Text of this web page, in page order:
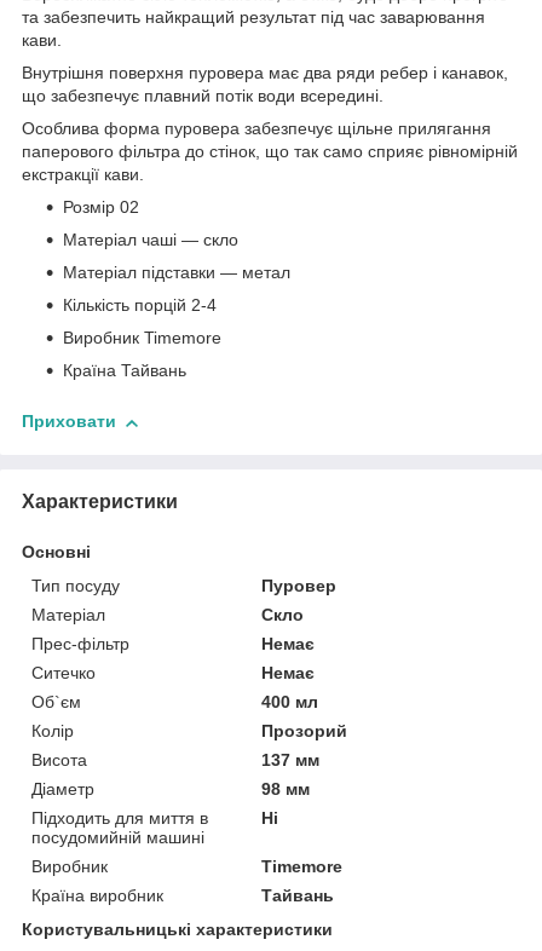
та забезпечить найкращий результат під час заварювання
кави.
Внутрішня поверхня пуровера має два ряди ребер і канавок,
що забезпечує плавний потік води всередині.
Особлива форма пуровера забезпечує щільне прилягання
паперового фільтра до стінок, що так само сприяє рівномірній
екстракції кави.
Розмір 02
Матеріал чаші — скло
Матеріал підставки — метал
Кількість порцій 2-4
Виробник Timemore
Країна Тайвань
Приховати
Характеристики
Основні
Тип посуду
Пуровер
Матеріал
Скло
Прес-фільтр
Немає
Ситечко
Немає
Об`єм
400 мл
Колір
Прозорий
Висота
137 мм
Діаметр
98 мм
Підходить для миття в
посудомийній машині
Ні
Виробник
Timemore
Країна виробник
Тайвань
Користувальницькі характеристики